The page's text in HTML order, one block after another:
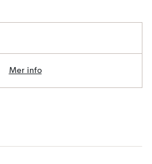
Mer info